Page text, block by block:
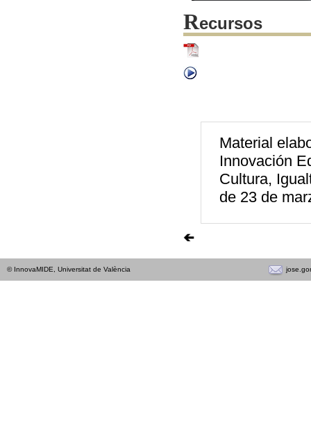
Recursos
Material
Innovación
Cultura,
de 23 de
© InnovaMIDE, Universitat de València